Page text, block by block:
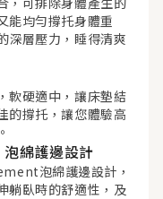
能均勻撐托身體重
深層壓力，睡得清爽
軟硬適中，讓床墊結
的撐托，讓您體驗高
綿護邊設計
泡綿護邊設計，
躺臥時的舒適性，及